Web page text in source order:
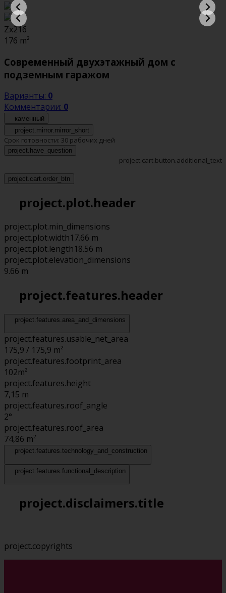
Zx216
176 m²
Современный двухэтажный дом с
подземным гаражом
Варианты: 0
Комментарии: 0
каменный
project.mirror.mirror_short
Срок готовности: 30 рабочих дней
project.have_question
project.cart.button.additional_text
project.cart.order_btn
project.plot.header
project.plot.min_dimensions
project.plot.width17.66 m
project.plot.length18.56 m
project.plot.elevation_dimensions
9.66 m
project.features.header
project.features.area_and_dimensions
project.features.usable_net_area
175,9 / 175,9 m²
project.features.footprint_area
102m²
project.features.height
7,15 m
project.features.roof_angle
2°
project.features.roof_area
74,86 m²
project.features.technology_and_construction
project.features.functional_description
project.disclaimers.title
project.copyrights